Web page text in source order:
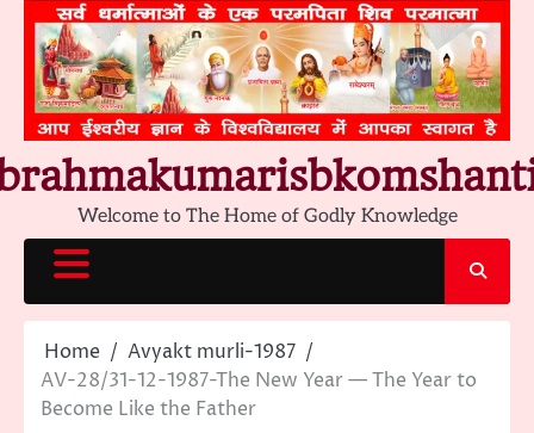
content
Welcome to The Home of Godly Knowledge
Home
Avyakt murli-1987
AV-28/31-12-1987-The New Year — The Year to
Become Like the Father